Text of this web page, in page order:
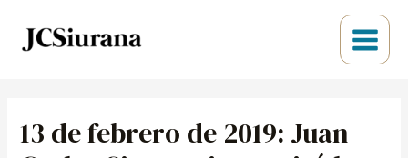
Main
Menu
13 de febrero de 2019: Juan
entradas